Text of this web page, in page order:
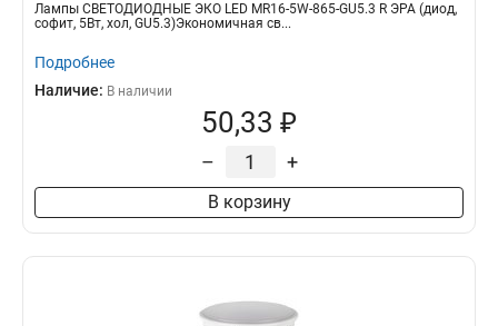
Лампы СВЕТОДИОДНЫЕ ЭКО LED MR16-5W-865-GU5.3 R ЭРА (диод,
софит, 5Вт, хол, GU5.3)Экономичная св...
Подробнее
Наличие: В наличии
50,33 ₽
– +
В корзину